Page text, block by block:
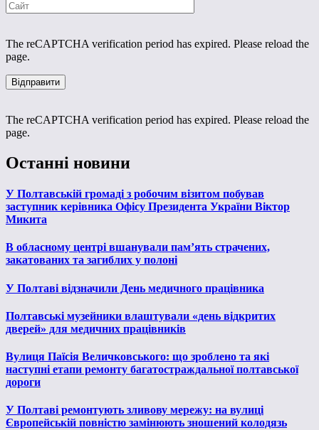
The reCAPTCHA verification period has expired. Please reload the
page.
The reCAPTCHA verification period has expired. Please reload the
page.
Останні новини
У Полтавській громаді з робочим візитом побував
заступник керівника Офісу Президента України Віктор
Микита
В обласному центрі вшанували пам’ять страчених,
закатованих та загиблих у полоні
У Полтаві відзначили День медичного працівника
Полтавські музейники влаштували «день відкритих
дверей» для медичних працівників
Вулиця Паїсія Величковського: що зроблено та які
наступні етапи ремонту багатостраждальної полтавської
дороги
У Полтаві ремонтують зливову мережу: на вулиці
Європейській повністю замінюють зношений колодязь